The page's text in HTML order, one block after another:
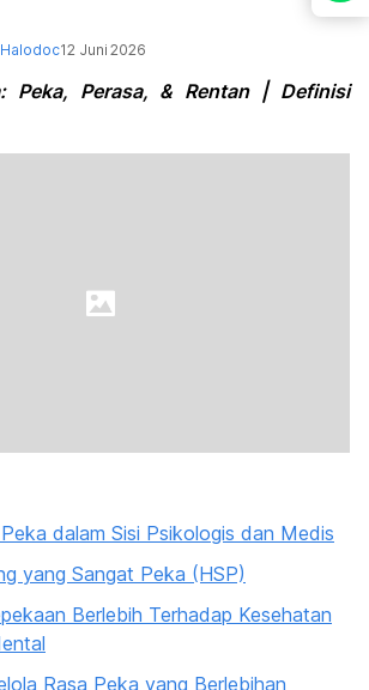
12 Juni 2026
Peka, Perasa, & Rentan | Definisi
dalam Sisi Psikologis dan Medis
yang Sangat Peka (HSP)
Berlebih Terhadap Kesehatan
Rasa Peka yang Berlebihan